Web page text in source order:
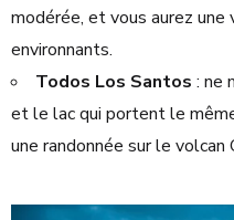
modérée, et vous aurez une
environnants.
Todos Los Santos : ne
et le lac qui portent le
une randonnée sur le volcan